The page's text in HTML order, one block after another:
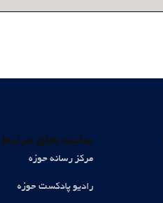
سایت های مرتبط
مرکز رسانه حوزه
رادیو پادکست حوزه